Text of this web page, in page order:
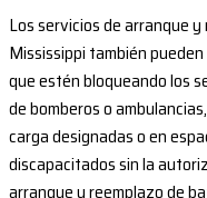
Los servicios de arranque
Mississippi también
que estén bloqueando los
de bomberos o
carga designadas o en
discapacitados sin la
arranque y reemplazo de